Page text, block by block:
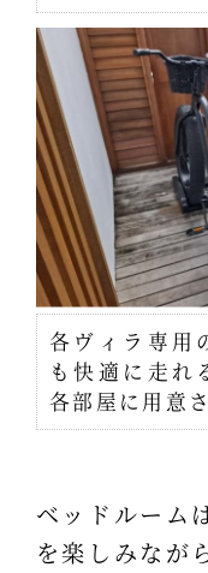
各ヴィラ専用
も快適に走れ
各部屋に用意
ベッドルーム
を楽しみなが